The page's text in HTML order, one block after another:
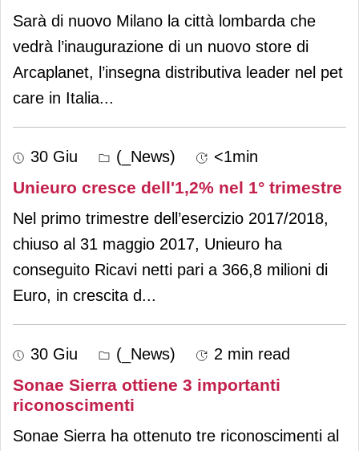
Sarà di nuovo Milano la città lombarda che
vedrà l’inaugurazione di un nuovo store di
Arcaplanet, l’insegna distributiva leader nel pet
care in Italia...
30 Giu (_News) <1min
Unieuro cresce dell'1,2% nel 1° trimestre
Nel primo trimestre dell’esercizio 2017/2018,
chiuso al 31 maggio 2017, Unieuro ha
conseguito Ricavi netti pari a 366,8 milioni di
Euro, in crescita d...
30 Giu (_News) 2 min read
Sonae Sierra ottiene 3 importanti
riconoscimenti
Sonae Sierra ha ottenuto tre riconoscimenti al